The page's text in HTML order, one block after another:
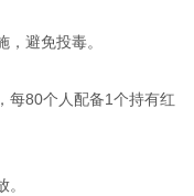
避免投毒。
80个人配备1个持有红